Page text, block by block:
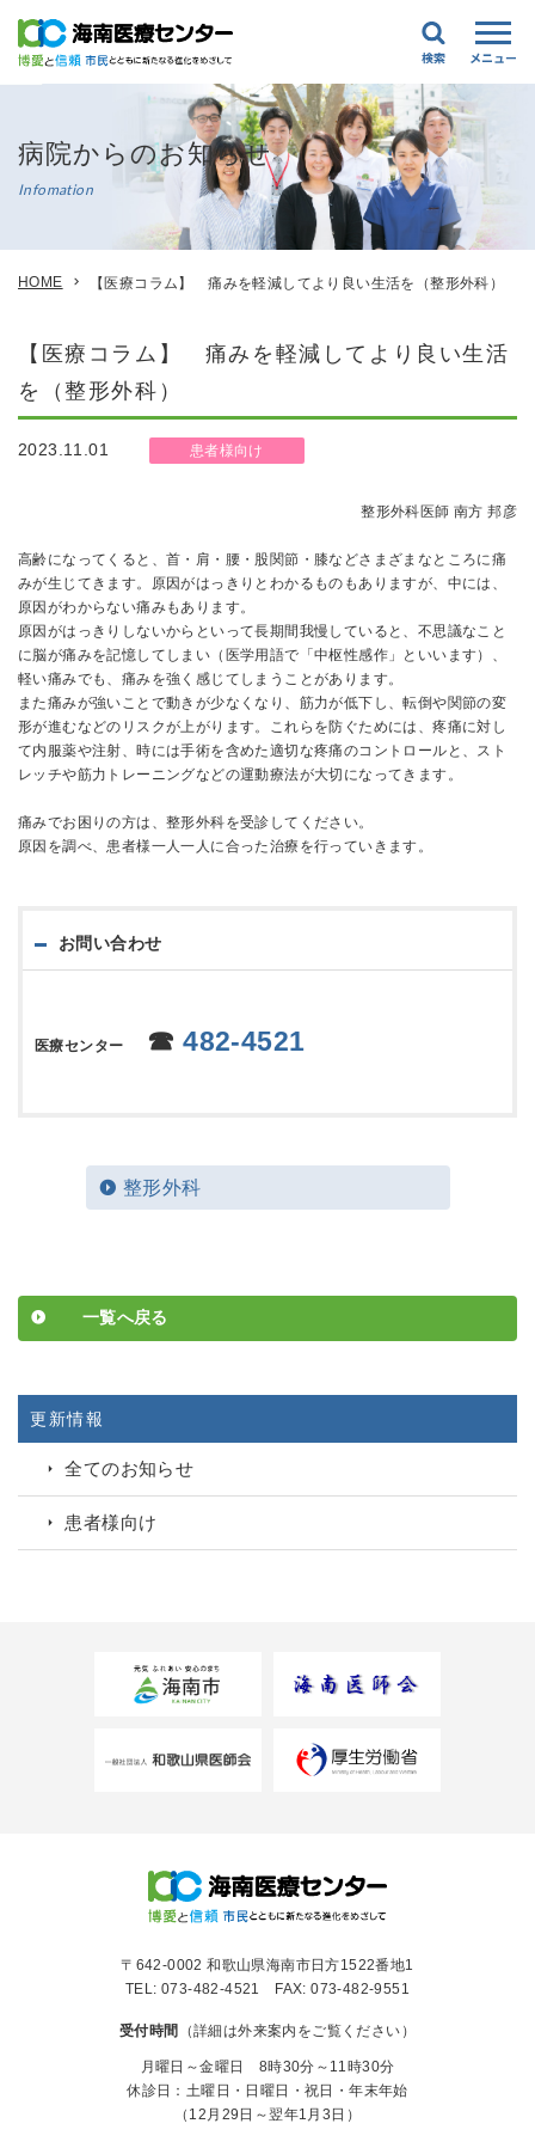
病院からのお知らせ
Infomation
HOME 【医療コラム】 痛みを軽減してより良い生活を（整形外科）
【医療コラム】 痛みを軽減してより良い生活
を（整形外科）
2023.11.01 患者様向け
整形外科医師 南方 邦彦
高齢になってくると、首・肩・腰・股関節・膝などさまざまなところに痛
みが生じてきます。原因がはっきりとわかるものもありますが、中には、
原因がわからない痛みもあります。
原因がはっきりしないからといって長期間我慢していると、不思議なこと
に脳が痛みを記憶してしまい（医学用語で「中枢性感作」といいます）、
軽い痛みでも、痛みを強く感じてしまうことがあります。
また痛みが強いことで動きが少なくなり、筋力が低下し、転倒や関節の変
形が進むなどのリスクが上がります。これらを防ぐためには、疼痛に対し
て内服薬や注射、時には手術を含めた適切な疼痛のコントロールと、スト
レッチや筋力トレーニングなどの運動療法が大切になってきます。
痛みでお困りの方は、整形外科を受診してください。
原因を調べ、患者様一人一人に合った治療を行っていきます。
お問い合わせ
医療センター ☎482-4521
整形外科
一覧へ戻る
更新情報
全てのお知らせ
患者様向け
〒642-0002 和歌山県海南市日方1522番地1
TEL: 073-482-4521 FAX: 073-482-9551
受付時間 （詳細は外来案内をご覧ください）
月曜日～金曜日 8時30分～11時30分
休診日：土曜日・日曜日・祝日・年末年始
（12月29日～翌年1月3日）